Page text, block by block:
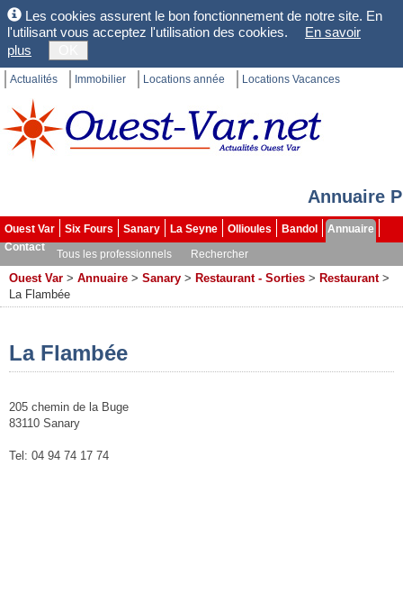
Les cookies assurent le bon fonctionnement de notre site. En
l'utilisant vous acceptez l'utilisation des cookies.
En savoir
plus
Actualités Immobilier Locations année Locations Vacances
Annuaire
Ouest Var Six Fours Sanary La Seyne Ollioules Bandol
Annuaire
Contact
Tous les professionnels Rechercher
Ouest Var > Annuaire > Sanary > Restaurant - Sorties > Restaurant >
La Flambée
La Flambée
205 chemin de la Buge
83110 Sanary
Tel: 04 94 74 17 74